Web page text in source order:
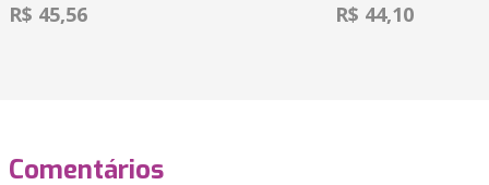
R$ 45,56 R$ 44,10
Comentários